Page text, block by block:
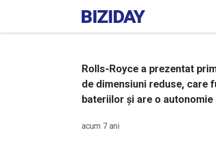
Rolls-Royce a prezentat
de dimensiuni reduse, care
bateriilor şi are o
acum 7 ani